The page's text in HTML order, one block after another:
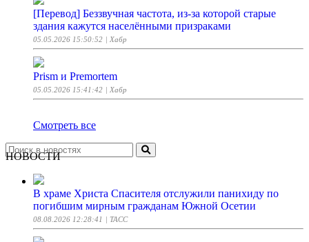
[Перевод] Беззвучная частота, из-за которой старые
здания кажутся населёнными призраками
05.05.2026 15:50:52 | Хабр
Prism и Premortem
05.05.2026 15:41:42 | Хабр
Смотреть все
НОВОСТИ
В храме Христа Спасителя отслужили панихиду по
погибшим мирным гражданам Южной Осетии
08.08.2026 12:28:41 | ТАСС